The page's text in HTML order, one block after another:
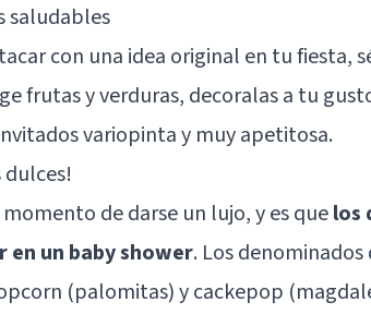
saludables
con una idea original en tu fiesta,
frutas y verduras, decoralas a tu
variopinta y muy apetitosa.
dulces!
momento de darse un lujo, y es quelos
en un baby shower. Los
(palomitas) y cackepop